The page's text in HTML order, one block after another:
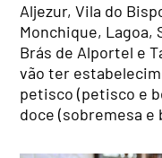
Aljezur, Vila do
Monchique, Lagoa,
Brás de Alportel e
vão ter
petisco (petisco e
doce (sobremesa e